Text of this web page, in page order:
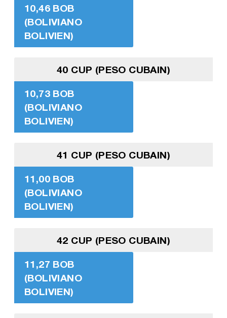
10,46 BOB
(BOLIVIANO
BOLIVIEN)
40 CUP (PESO CUBAIN)
10,73 BOB
(BOLIVIANO
BOLIVIEN)
41 CUP (PESO CUBAIN)
11,00 BOB
(BOLIVIANO
BOLIVIEN)
42 CUP (PESO CUBAIN)
11,27 BOB
(BOLIVIANO
BOLIVIEN)